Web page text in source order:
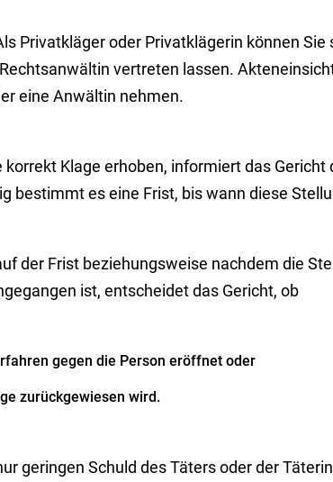
Privatkläger oder Privatklägerin können
vertreten lassen.
eine Anwältin nehmen.
korrekt Klage erhoben, informiert das Gericht
bestimmt es eine Frist, bis wann diese
der Frist beziehungsweise nachdem die
ist, entscheidet das Gericht, ob
gegen die Person eröffnet oder
zurückgewiesen wird.
geringen Schuld des Täters oder der